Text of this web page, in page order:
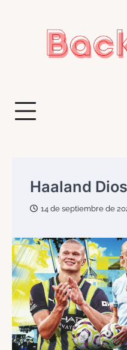
Haaland
14 de septiembre de